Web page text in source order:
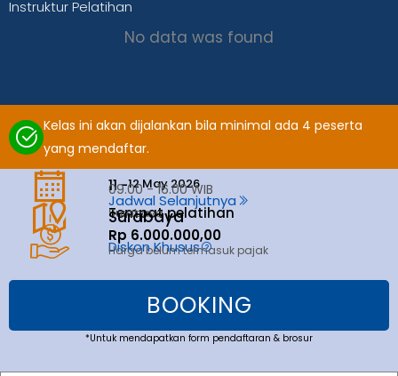
Instruktur Pelatihan
No data was found
Kelas ini akan dijalankan bila minimal ada 4 peserta
yang mendaftar.
11 -12 May 2026
09.00 - 16.00 WIB
Jadwal Selanjutnya
Tempat pelatihan
Surabaya
Surabaya
Rp 6.000.000,00
Diskon Khusus
Harga belum termasuk pajak
BOOKING
*Untuk mendapatkan form pendaftaran & brosur